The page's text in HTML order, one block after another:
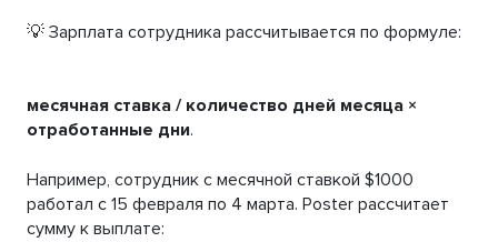
💡 Зарплата сотрудника рассчитывается по формуле:
месячная ставка / количество дней месяца ×
отработанные дни.
Например, сотрудник с месячной ставкой $1000
работал с 15 февраля по 4 марта. Poster рассчитает
сумму к выплате: